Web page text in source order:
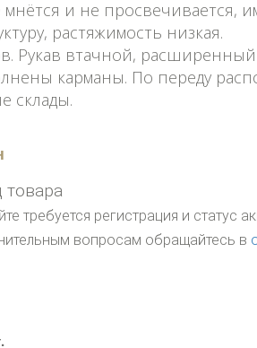
мнётся и не просвечивается,
растяжимость низкая.
Рукав втачной, расширенный
карманы. По переду
склады.
требуется регистрация и статус
вопросам обращайтесь в